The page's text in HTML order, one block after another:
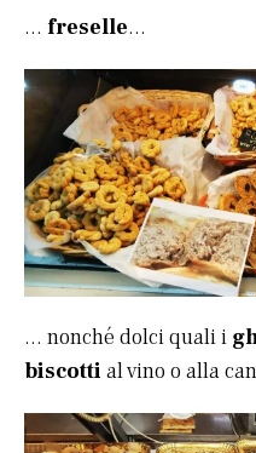
… freselle…
… nonché dolci quali i
biscotti al vino o alla